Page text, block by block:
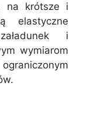
na krótsze i
elastyczne
i
wymiarom